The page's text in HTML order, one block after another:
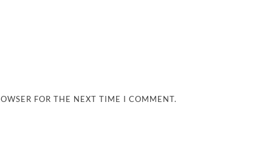
FOR THE NEXT TIME I COMMENT.